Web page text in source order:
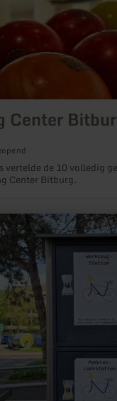
Center
vertelde de 10 volledig
Center Bitburg.